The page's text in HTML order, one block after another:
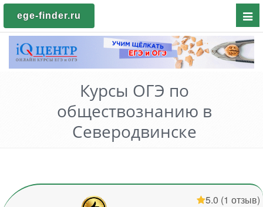
ege-finder.ru
Курсы ОГЭ по
обществознанию в
Северодвинске
5.0 (1 отзыв)